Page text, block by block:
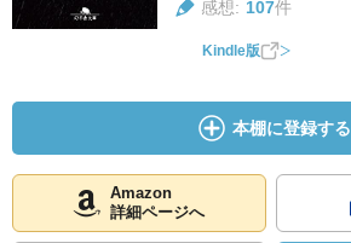
感想: 107件
Kindle版
本棚に登録する
Amazon
詳細ページへ